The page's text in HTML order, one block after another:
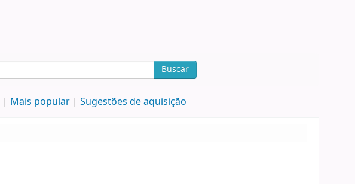
Buscar
Mais popular Sugestões de aquisição